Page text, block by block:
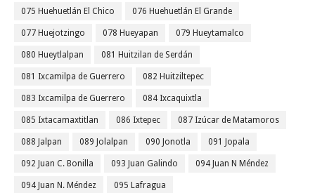
075 Huehuetlán El Chico 076 Huehuetlán El Grande
077 Huejotzingo 078 Hueyapan 079 Hueytamalco
080 Hueytlalpan 081 Huitzilan de Serdán
081 Ixcamilpa de Guerrero 082 Huitziltepec
083 Ixcamilpa de Guerrero 084 Ixcaquixtla
085 Ixtacamaxtitlan 086 Ixtepec 087 Izúcar de Matamoros
088 Jalpan 089 Jolalpan 090 Jonotla 091 Jopala
092 Juan C. Bonilla 093 Juan Galindo 094 Juan N Méndez
094 Juan N. Méndez 095 Lafragua